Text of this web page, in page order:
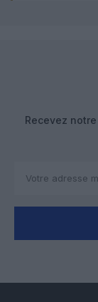
Recevez